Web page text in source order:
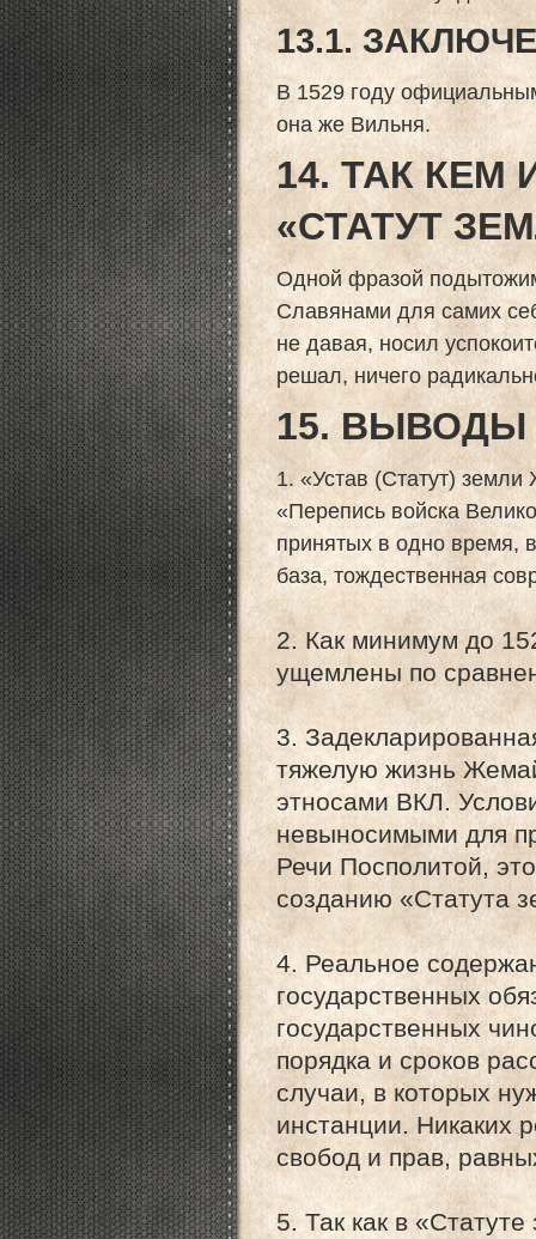
13.1.
В 1529 году
она же Вильня.
14. ТАК КЕМ
«СТАТУТ
Одной фразой
Славянами для самих
не давая, носил
решал, ничего
15. ВЫВОДЫ
1. «Устав (Статут) земли
«Перепись войска
принятых в одно время,
база, тождественная
2. Как минимум до
ущемлены по
3.
тяжелую жизнь
этносами ВКЛ.
невыносимыми для
Речи Посполитой,
созданию «Статута
4. Реальное
государственных
государственных
порядка и сроков
случаи, в которых
инстанции. Никаких
свобод и прав,
5. Так как в